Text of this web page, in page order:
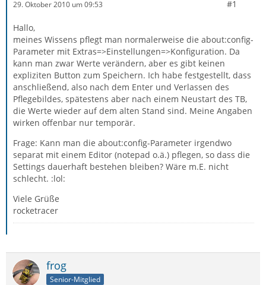
29. Oktober 2010 um 09:53 #1
Hallo,
meines Wissens pflegt man normalerweise die about:config-
Parameter mit Extras=>Einstellungen=>Konfiguration. Da
kann man zwar Werte verändern, aber es gibt keinen
expliziten Button zum Speichern. Ich habe festgestellt, dass
anschließend, also nach dem Enter und Verlassen des
Pflegebildes, spätestens aber nach einem Neustart des TB,
die Werte wieder auf dem alten Stand sind. Meine Angaben
wirken offenbar nur temporär.
Frage: Kann man die about:config-Parameter irgendwo
separat mit einem Editor (notepad o.ä.) pflegen, so dass die
Settings dauerhaft bestehen bleiben? Wäre m.E. nicht
schlecht. :lol:
Viele Grüße
rocketracer
frog
Senior-Mitglied